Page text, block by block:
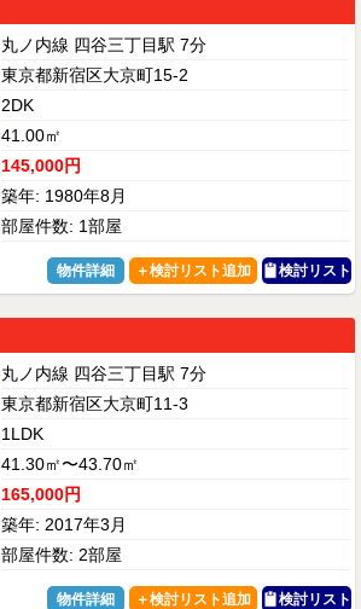
丸ノ内線 四谷三丁目駅 7分
東京都新宿区大京町15-2
2DK
41.00㎡
145,000円
築年: 1980年8月
部屋件数: 1部屋
物件詳細 検討リスト
丸ノ内線 四谷三丁目駅 7分
東京都新宿区大京町11-3
1LDK
41.30㎡〜43.70㎡
165,000円
築年: 2017年3月
部屋件数: 2部屋
物件詳細 検討リスト